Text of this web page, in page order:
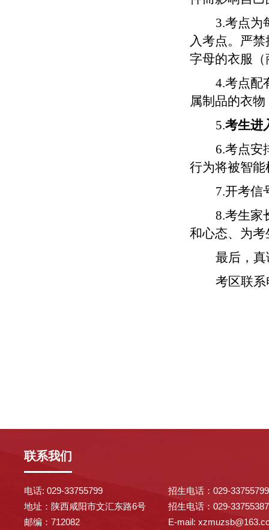
3.考点为
入考点。严
字母的衣服
4.考点配
属制品的衣
5.考生进
6.考点安
行为将被智
7.开考信
8.考生家
和心态、为
最后， 真
考区联
联系我们
电话: 029-33755799
地址：陕西咸阳市文汇东路6号
邮编：712082
招生电话：029-
招生电话：029-
E-mail: